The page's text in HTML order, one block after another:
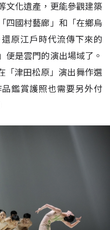
文化遺產，更能參觀建築
四國村藝廊」和「在鄉烏
原江戶時代流傳下來的
便是雲門的演出場域了。
「津田松原」演出舞作選
鑑賞護照也需要另外付